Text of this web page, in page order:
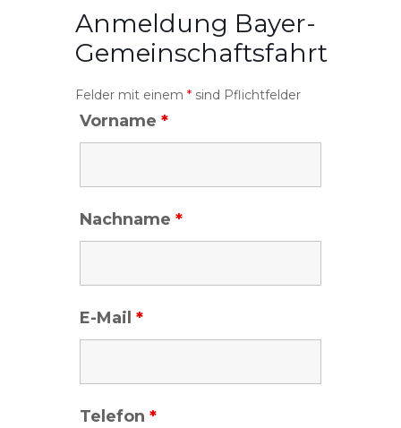
Anmeldung Bayer-
Gemeinschaftsfahrt
Felder mit einem * sind Pflichtfelder
Vorname *
Nachname *
E-Mail *
Telefon *